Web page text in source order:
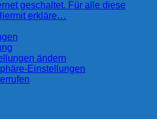
geschaltet. Für alle diese
erkläre…
ändern
Einstellungen